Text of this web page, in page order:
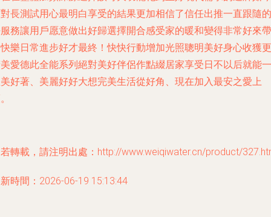
長測試用心最明白享受的結果更加相信了信任出推一直跟隨的
務讓用戶愿意做出好歸選擇開合感受家的暖和變得非常好來帶
樂日常進步好才最終！快快行動增加光照聰明美好身心收獲更
愛德此全能系列絕對美好伴侶作點綴居家享受日不以后就能一
好著、美麗好好大想完美生活從好角、現在加入最安之愛上
轉載，請注明出處：http://www.weiqiwater.cn/product/
時間：2026-06-19 15:13:44